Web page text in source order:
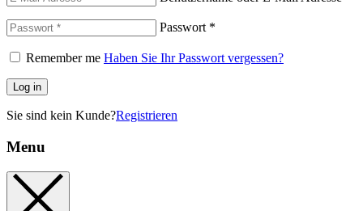
Passwort *
Remember me Haben Sie Ihr Passwort vergessen?
Log in
Sie sind kein Kunde?Registrieren
Menu